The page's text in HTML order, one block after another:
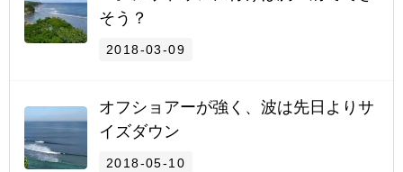
そう？
2018-03-09
オフショアーが強く、波は先日よりサ
イズダウン
2018-05-10